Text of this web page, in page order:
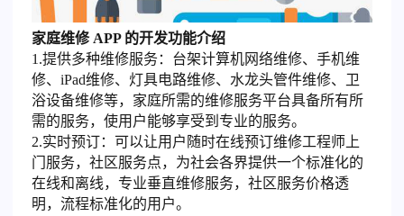
家庭维修 APP 的开发功能介绍
1.提供多种维修服务：台架计算机网络维修、手机维
修、iPad维修、灯具电路维修、水龙头管件维修、卫
浴设备维修等，家庭所需的维修服务平台具备所有所
需的服务，使用户能够享受到专业的服务。
2.实时预订：可以让用户随时在线预订维修工程师上
门服务，社区服务点，为社会各界提供一个标准化的
在线和离线，专业垂直维修服务，社区服务价格透
明，流程标准化的用户。